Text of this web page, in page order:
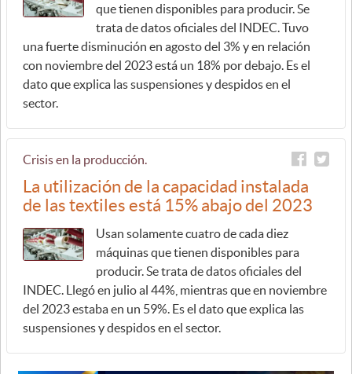
que tienen disponibles para producir. Se
trata de datos oficiales del INDEC. Tuvo
una fuerte disminución en agosto del 3% y en relación
con noviembre del 2023 está un 18% por debajo. Es el
dato que explica las suspensiones y despidos en el
sector.
Crisis en la producción.
La utilización de la capacidad instalada
de las textiles está 15% abajo del 2023
Usan solamente cuatro de cada diez
máquinas que tienen disponibles para
producir. Se trata de datos oficiales del
INDEC. Llegó en julio al 44%, mientras que en noviembre
del 2023 estaba en un 59%. Es el dato que explica las
suspensiones y despidos en el sector.